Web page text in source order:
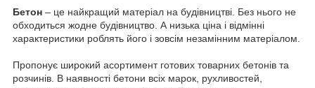
Бетон – це найкращий матеріал на будівництві. Без нього не
обходиться жодне будівництво. А низька ціна і відмінні
характеристики роблять його і зовсім незамінним матеріалом.
Пропонує широкий асортимент готових товарних бетонів та
розчинів. В наявності бетони всіх марок, рухливостей,